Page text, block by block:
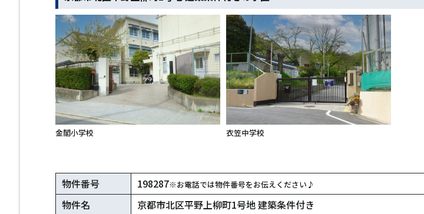
金閣小学校 衣笠中学校
物件番号 198287※お電話では物件番号をお伝えください♪
物件名
京都市北区平野上柳町1号地 建築条件付き